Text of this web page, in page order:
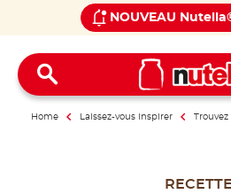
NOUVEAU
Home Laissez-vous inspirer
RECETTE